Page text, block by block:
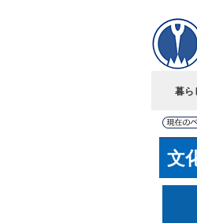
暮ら
文